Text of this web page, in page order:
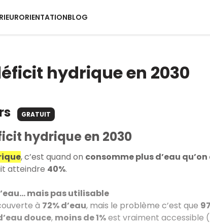
ORIENTATIONBLOG
hydrique en 2030
GRATUIT
hydrique en 2030
, c’est quand on consomme plus d’eau
atteindre 40%.
mais pas utilisable
à 72% d’eau, mais le problème c’est que
douce, moins de 1%est vraiment accessible